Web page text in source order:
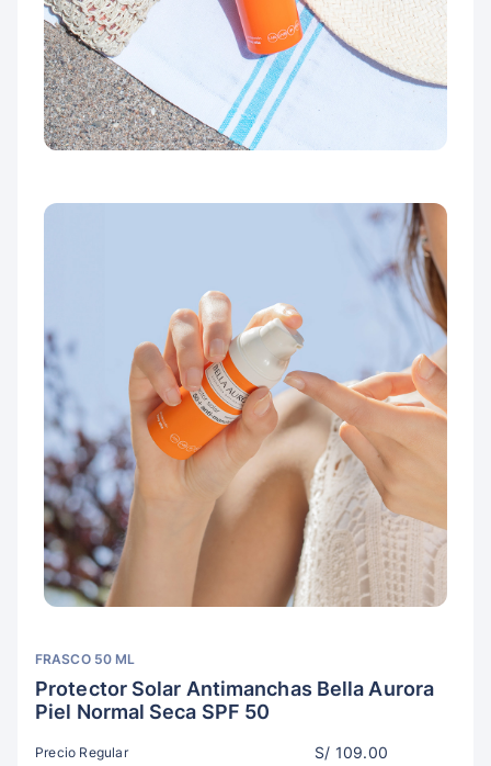
FRASCO 50 ML
Protector Solar Antimanchas Bella Aurora
Piel Normal Seca SPF 50
Precio Regular S/ 109.00